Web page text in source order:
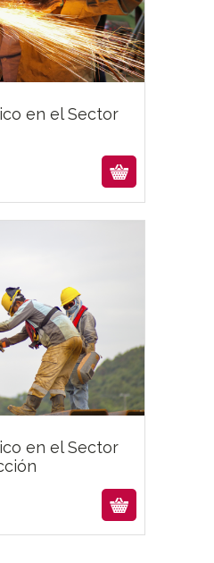
en el Sector
en el Sector
€